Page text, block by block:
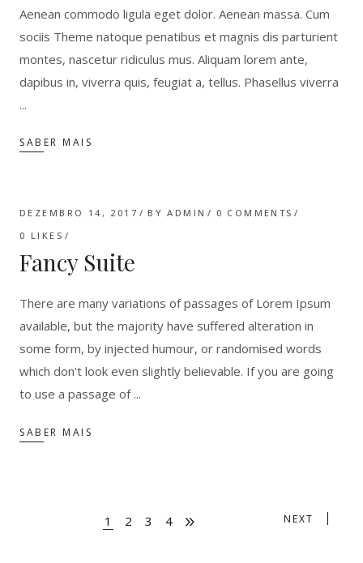
Aenean commodo ligula eget dolor. Aenean massa. Cum
sociis Theme natoque penatibus et magnis dis parturient
montes, nascetur ridiculus mus. Aliquam lorem ante,
dapibus in, viverra quis, feugiat a, tellus. Phasellus viverra
SABER MAIS
DEZEMBRO 14, 2017 BYADMIN
0 COMMENTS
0 LIKES
Fancy Suite
There are many variations of passages of Lorem Ipsum
available, but the majority have suffered alteration in
some form, by injected humour, or randomised words
which don't look even slightly believable. If you are going
to use a passage of
SABER MAIS
1 2 3 4 NEXT